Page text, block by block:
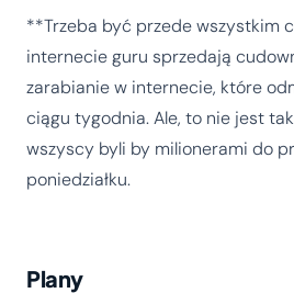
**Trzeba być przede wszystkim
internecie guru sprzedają
zarabianie w internecie, które
ciągu tygodnia. Ale, to nie jest
wszyscy byli by milionerami do
poniedziałku.
Plany